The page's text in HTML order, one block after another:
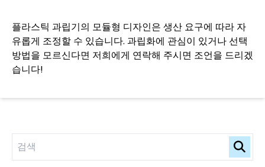
플라스틱 과립기의 모듈형 디자인은 생산 요구에 따라 자
유롭게 조정할 수 있습니다. 과립화에 관심이 있거나 선택
방법을 모르신다면 저희에게 연락해 주시면 조언을 드리겠
습니다!